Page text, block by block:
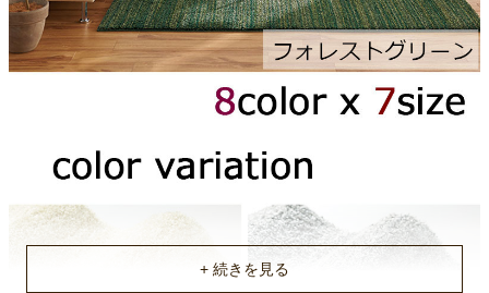
パイル長
18-6mm
機能1